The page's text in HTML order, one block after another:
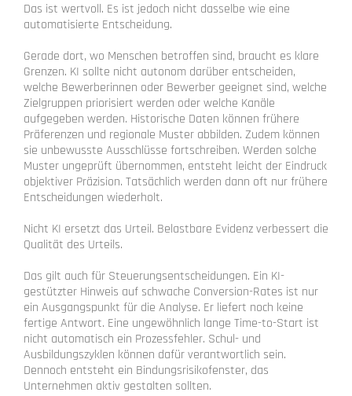
Das ist wertvoll. Es ist jedoch nicht dasselbe wie eine
automatisierte Entscheidung.
Gerade dort, wo Menschen betroffen sind, braucht es klare
Grenzen. KI sollte nicht autonom darüber entscheiden,
welche Bewerberinnen oder Bewerber geeignet sind, welche
Zielgruppen priorisiert werden oder welche Kanäle
aufgegeben werden. Historische Daten können frühere
Präferenzen und regionale Muster abbilden. Zudem können
sie unbewusste Ausschlüsse fortschreiben. Werden solche
Muster ungeprüft übernommen, entsteht leicht der Eindruck
objektiver Präzision. Tatsächlich werden dann oft nur frühere
Entscheidungen wiederholt.
Nicht KI ersetzt das Urteil. Belastbare Evidenz verbessert die
Qualität des Urteils.
Das gilt auch für Steuerungsentscheidungen. Ein KI-
gestützter Hinweis auf schwache Conversion-Rates ist nur
ein Ausgangspunkt für die Analyse. Er liefert noch keine
fertige Antwort. Eine ungewöhnlich lange Time-to-Start ist
nicht automatisch ein Prozessfehler. Schul- und
Ausbildungszyklen können dafür verantwortlich sein.
Dennoch entsteht ein Bindungsrisikofenster, das
Unternehmen aktiv gestalten sollten.